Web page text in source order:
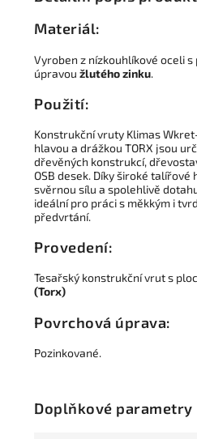
Materiál:
Vyroben z nízkouhlíkové oceli s
úpravou žlutého zinku.
Použití:
Konstrukční vruty Klimas
hlavou a drážkou TORX jsou
dřevěných konstrukcí,
OSB desek. Díky široké
svěrnou sílu a spolehlivě
ideální pro práci s měkkým i
předvrtání.
Provedení:
Tesařský konstrukční vrut s
(Torx)
Povrchová úprava:
Pozinkované.
Doplňkové parametry